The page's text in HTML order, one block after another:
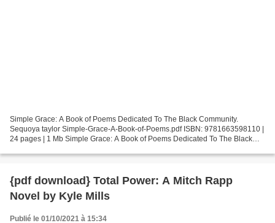
Simple Grace: A Book of Poems Dedicated To The Black Community.
Sequoya taylor Simple-Grace-A-Book-of-Poems.pdf ISBN: 9781663598110 |
24 pages | 1 Mb Simple Grace: A Book of Poems Dedicated To The Black
{pdf download} Total Power: A Mitch Rapp
Novel by Kyle Mills
Publié le 01/10/2021 à 15:34